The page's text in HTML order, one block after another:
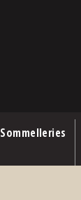
Sommelleries